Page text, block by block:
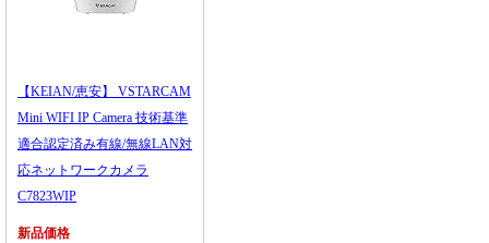
【KEIAN/恵安】 VSTARCAM
Mini WIFI IP Camera 技術基準
適合認定済み有線/無線LAN対
応ネットワークカメラ
C7823WIP
新品価格